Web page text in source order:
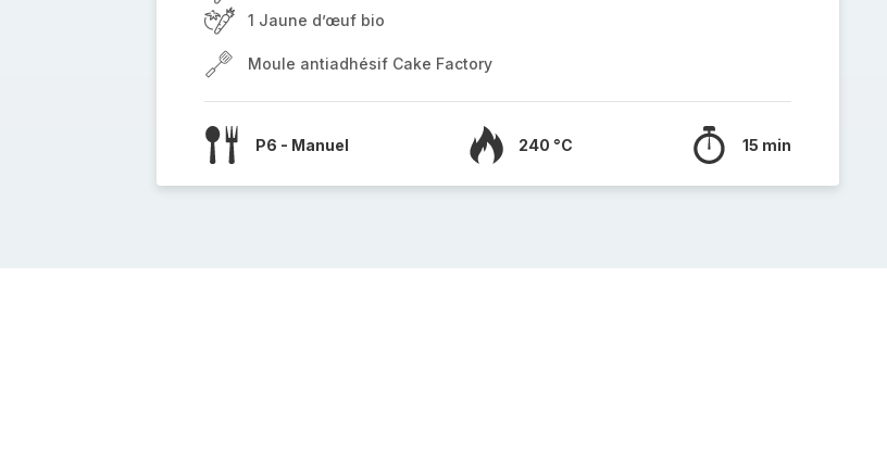
1 Jaune d’œuf bio
Moule antiadhésif Cake Factory
P6 - Manuel 240 °C 15 min